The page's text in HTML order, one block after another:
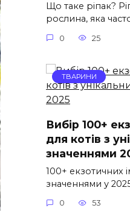
Що таке ріпак?
рослина, яка
0 25
ТВАРИНИ
Вибір 100+
для котів з
значеннями
100+ екзотичних
значеннями у
0 53